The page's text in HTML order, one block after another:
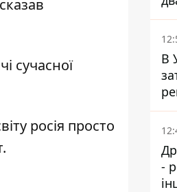
сучасної
росія просто
В
-